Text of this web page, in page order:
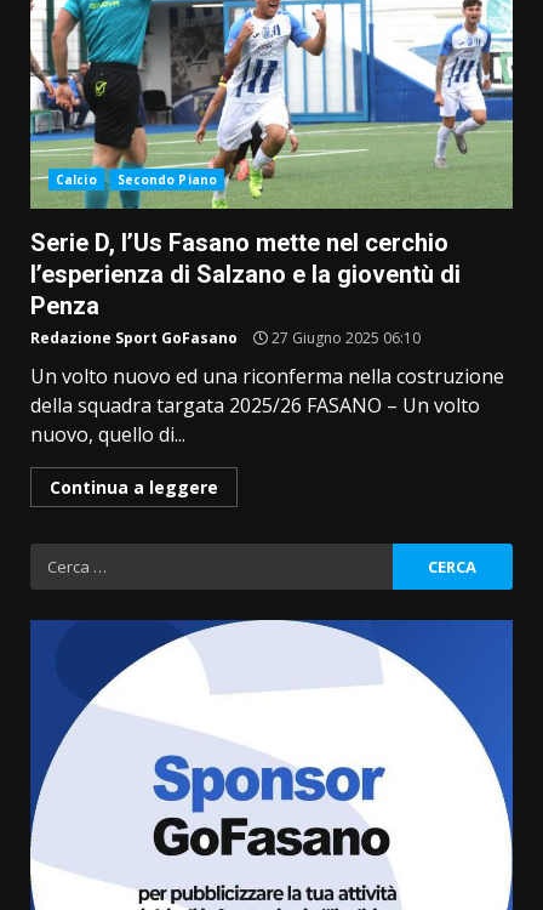
Calcio Secondo Piano
Serie D, l’Us Fasano mette nel cerchio
l’esperienza di Salzano e la gioventù di
Penza
Redazione Sport GoFasano 27 Giugno 2025 06:10
Un volto nuovo ed una riconferma nella costruzione
della squadra targata 2025/26 FASANO – Un volto
nuovo, quello di...
Continua a leggere
Ricerca
per:
Fasanese ferito a colpi di arma
da fuoco
6 Agosto 2026 18:13